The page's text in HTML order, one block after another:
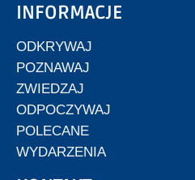
INFORMACJE
ODKRYWAJ
POZNAWAJ
ZWIEDZAJ
ODPOCZYWAJ
POLECANE
WYDARZENIA